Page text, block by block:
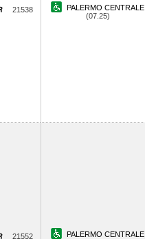
21538
PALERMO CENTRALE
(07.25)
21552
PALERMO CENTRALE